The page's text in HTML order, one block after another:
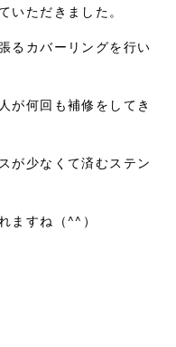
いただきました。
るカバーリングを行い
が何回も補修をしてき
が少なくて済むステン
ますね（^^）